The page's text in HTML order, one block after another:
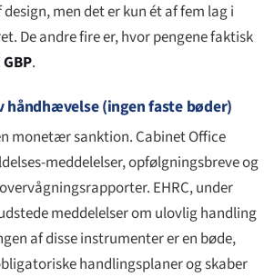
men det er kun ét af fem lag i
De andre fire er, hvor pengene faktisk
GBP.
(ingen faste bøder)
monetær sanktion. Cabinet Office
meddelelser, opfølgningsbreve og
EHRC, under
meddelelser om ulovlig handling
af disse instrumenter er en bøde,
handlingsplaner og skaber